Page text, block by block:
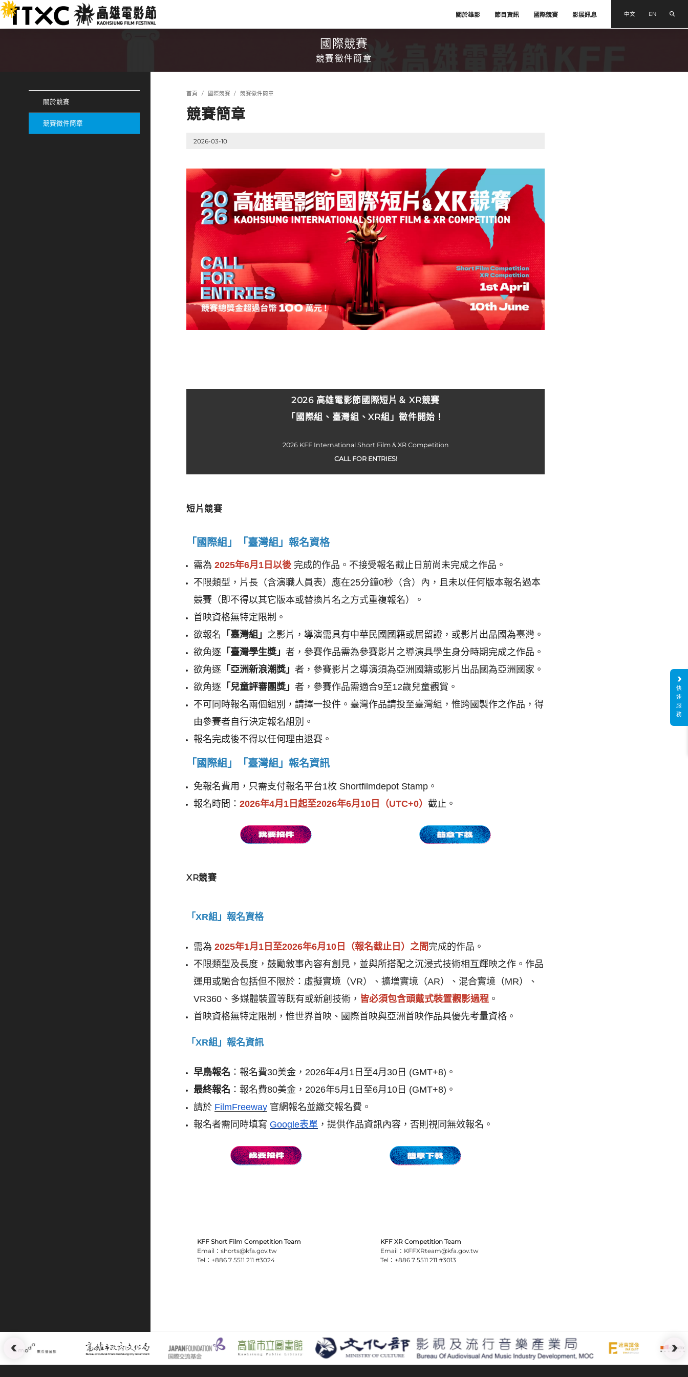
跳
到
主
:::
關於雄影 節目資訊 國際競賽 影展訊息 中文 EN
國際競賽
競賽徵件簡章
關於競賽
競賽徵件簡章
首頁 國際競賽 競賽徵件簡章
競賽簡章
2026-03-10
2026 高雄電影節國際短片＆ XR競賽
「國際組、臺灣組、XR組」徵件開始！
2026 KFF International Short Film & XR Competition
CALL FOR ENTRIES!
短片競賽
「國際組」「臺灣組」報名資格
需為 2025年6月1日以後 完成的作品。不接受報名截止日前尚未完成之作品。
不限類型，片長（含演職人員表）應在25分鐘0秒（含）內，且未以任何版本報名過本
競賽（即不得以其它版本或替換片名之方式重複報名）。
首映資格無特定限制。
欲報名 「臺灣組」 之影片，導演需具有中華民國國籍或居留證，或影片出品國為臺灣。
欲角逐 「臺灣學生獎」 者，參賽作品需為參賽影片之導演具學生身分時期完成之作品。
欲角逐 「亞洲新浪潮獎」 者，參賽影片之導演須為亞洲國籍或影片出品國為亞洲國家。
欲角逐 「兒童評審團獎」 者，參賽作品需適合9至12歲兒童觀賞。
不可同時報名兩個組別，請擇一投件。臺灣作品請投至臺灣組，惟跨國製作之作品，得
由參賽者自行決定報名組別。
報名完成後不得以任何理由退賽。
「國際組」「臺灣組」報名資訊
免報名費用，只需支付報名平台1枚 Shortfilmdepot Stamp。
報名時間： 2026年4月1日起至2026年6月10日（UTC+0） 截止。
XR競賽
「XR組」報名資格
需為 2025年1月1日至2026年6月10日（報名截止日）之間 完成的作品。
不限類型及長度，鼓勵敘事內容有創見，並與所搭配之沉浸式技術相互輝映之作。作品
運用或融合包括但不限於：虛擬實境（VR）、擴增實境（AR）、混合實境（MR）、
VR360、多媒體裝置等既有或新創技術， 皆必須包含頭戴式裝置觀影過程 。
首映資格無特定限制，惟世界首映、國際首映與亞洲首映作品具優先考量資格。
「XR組」報名資訊
早鳥報名 ：報名費30美金，2026年4月1日至4月30日 (GMT+8)。
最終報名 ：報名費80美金，2026年5月1日至6月10日 (GMT+8)。
請於 FilmFreeway 官網報名並繳交報名費。
報名者需同時填寫 Google表單 ，提供作品資訊內容，否則視同無效報名。
KFF Short Film Competition Team
Email：shorts@kfa.gov.tw
Tel：+886 7 5511 211 #3024
KFF XR Competition Team
Email：KFFXRteam@kfa.gov.tw
Tel：+886 7 5511 211 #3013
快
速
服
務